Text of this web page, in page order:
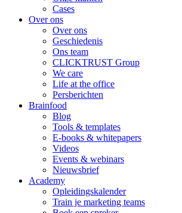
Cases
Over ons
Over ons
Geschiedenis
Ons team
CLICKTRUST Group
We care
Life at the office
Persberichten
Brainfood
Blog
Tools & templates
E-books & whitepapers
Videos
Events & webinars
Nieuwsbrief
Academy
Opleidingskalender
Train je marketing teams